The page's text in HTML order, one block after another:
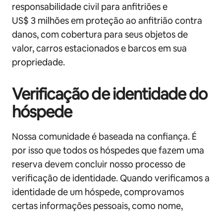
responsabilidade civil para anfitriões e
US$ 3 milhões em proteção ao anfitrião contra
danos, com cobertura para seus objetos de
valor, carros estacionados e barcos em sua
propriedade.
Verificação de identidade do
hóspede
Nossa comunidade é baseada na confiança. É
por isso que todos os hóspedes que fazem uma
reserva devem concluir nosso processo de
verificação de identidade. Quando verificamos a
identidade de um hóspede, comprovamos
certas informações pessoais, como nome,